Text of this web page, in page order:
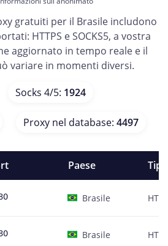
gratuiti per il Brasile includono
HTTPS e SOCKS5, a vostra
aggiornato in tempo reale e il
variare in momenti diversi.
Socks 4/5: 1924
Proxy nel database: 4497
Paese
Brasile HTTP
Brasile HTTP